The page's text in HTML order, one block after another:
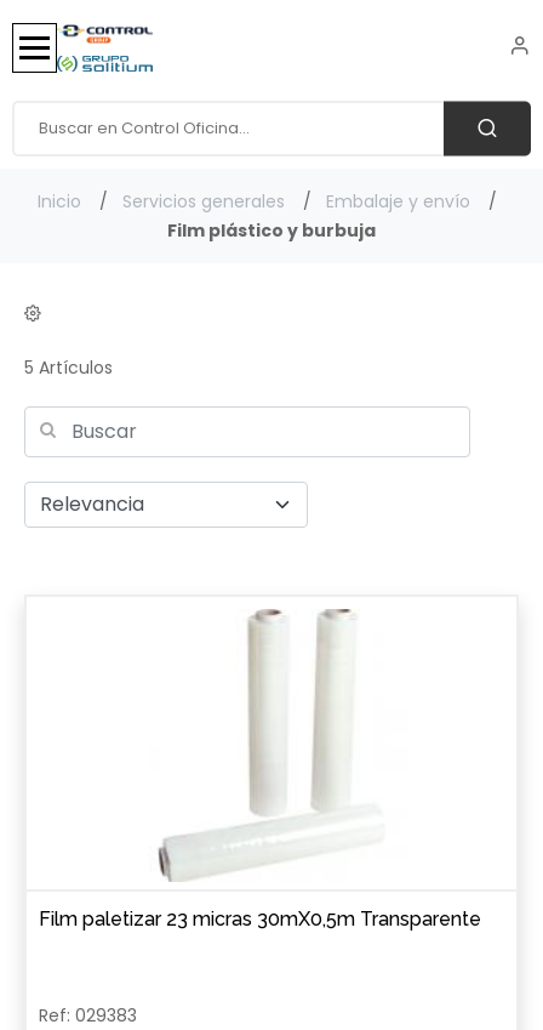
Inicio Servicios generales
Embalaje y envío
Film plástico y burbuja
5 Artículos
Film paletizar 23 micras 30mX0,5m Transparente
Ref: 029383